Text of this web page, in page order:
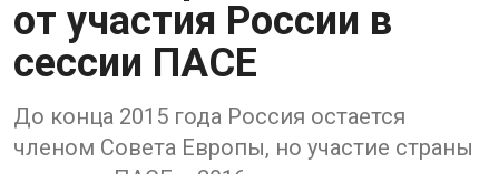
от участия России в
сессии ПАСЕ
До конца 2015 года Россия остается
членом Совета Европы, но участие страны